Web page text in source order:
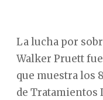
La lucha por
Walker Pruett
que muestra los
de Tratamientos